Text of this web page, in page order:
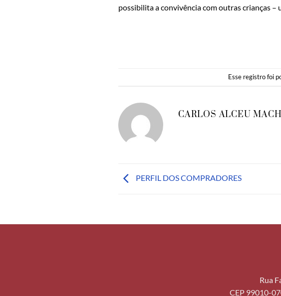
possibilita a convivência com outras crianças
Esse registro foi
CARLOS ALCEU
PERFIL DOS COMPRADORES
Rua
CEP 99010-